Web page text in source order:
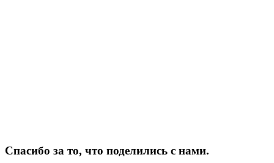
Спасибо за то, что поделились с нами.